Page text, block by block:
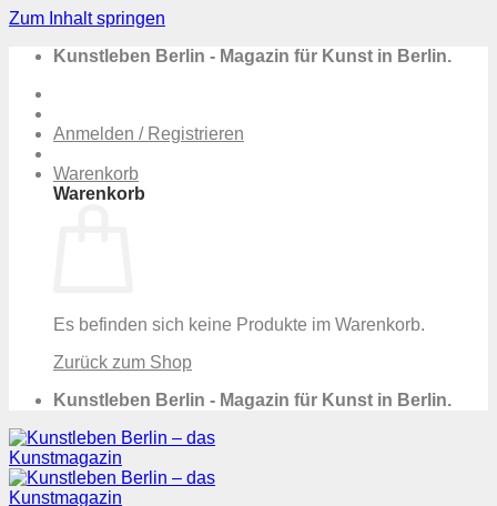
Zum Inhalt springen
Kunstleben Berlin - Magazin für Kunst in Berlin.
Anmelden / Registrieren
Warenkorb
Warenkorb
Es befinden sich keine Produkte im Warenkorb.
Zurück zum Shop
Kunstleben Berlin - Magazin für Kunst in Berlin.